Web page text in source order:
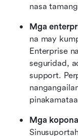
nasa
Mga
na may
Enterprise
seguridad,
support.
Mga